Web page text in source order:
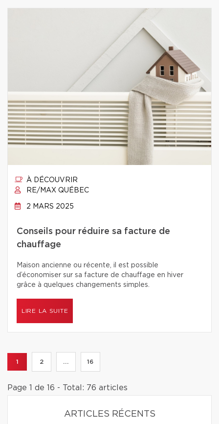
À DÉCOUVRIR
RE/MAX QUÉBEC
2 MARS 2025
Conseils pour réduire sa facture de
chauffage
Maison ancienne ou récente, il est possible
d’économiser sur sa facture de chauffage en hiver
grâce à quelques changements simples.
LIRE LA SUITE
1 2 ... 16
Page 1 de 16 - Total: 76 articles
ARTICLES RÉCENTS